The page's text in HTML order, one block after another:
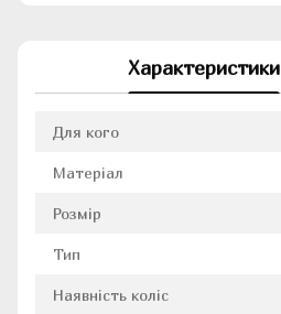
Характеристики
Для кого
Матеріал
Розмір
Тип
Наявність коліс